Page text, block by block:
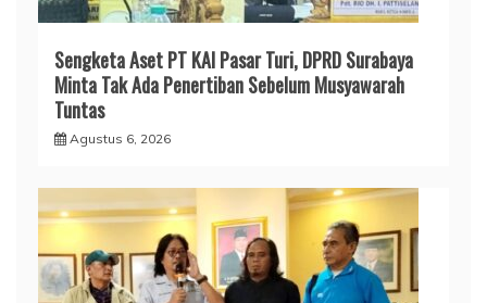
Sengketa Aset PT KAI Pasar Turi, DPRD Surabaya
Minta Tak Ada Penertiban Sebelum Musyawarah
Tuntas
Agustus 6, 2026